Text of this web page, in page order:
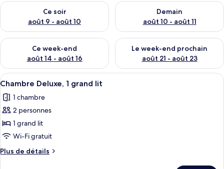
Ce soir
août 9 - août 10
Vérifier la disponibilité pour ce soir août 9 - août 10
Demain
août 10 - août 11
Vérifier la disponibilité pour
Ce week-end
août 14 - août 16
Vérifier la disponibilité pour ce week-end août 14 - août 16
Le week-end prochain
août 21 - août 23
Vérifier la disponibilité pour
Afficher
toutes
les
photos
pour
ce
type
de
Literie de qualité supérieure, couette
7
Chambre Deluxe, 1 grand lit
1 chambre
2 personnes
1 grand lit
Wi-Fi gratuit
Plus de détails
Plus